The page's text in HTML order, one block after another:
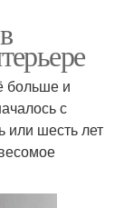
больше и
с
или шесть лет